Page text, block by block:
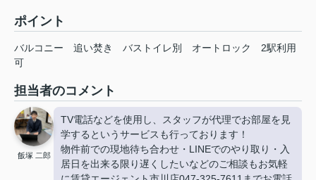
ポイント
バルコニー 追い焚き バストイレ別 オートロック
2駅利用
可
担当者のコメント
飯塚 二郎
TV電話などを使用し、スタッフが代理でお部屋を見
学するというサービスも行っております！
物件前での現地待ち合わせ・LINEでのやり取り・入
居日を出来る限り遅くしたいなどのご相談もお気軽